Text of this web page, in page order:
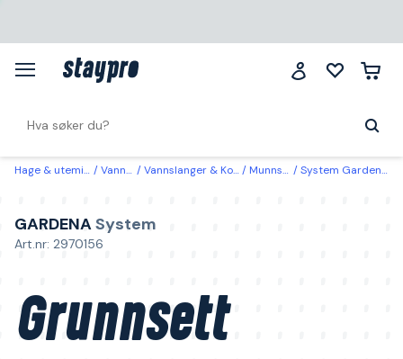
Hage & utemiljø Vanning Vannslanger & Koblinger Munnstykke System Gardena Grunnsett
GARDENASystem
Art.nr: 2970156
Grunnsett